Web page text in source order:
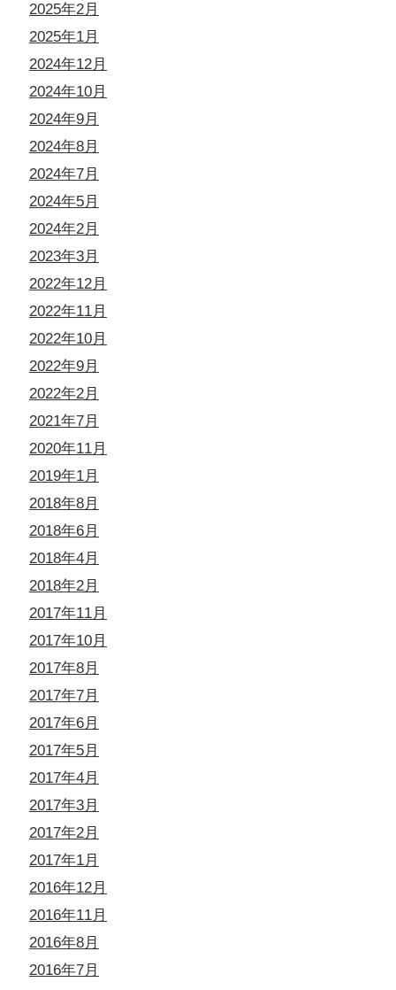
2025年2月
2025年1月
2024年12月
2024年10月
2024年9月
2024年8月
2024年7月
2024年5月
2024年2月
2023年3月
2022年12月
2022年11月
2022年10月
2022年9月
2022年2月
2021年7月
2020年11月
2019年1月
2018年8月
2018年6月
2018年4月
2018年2月
2017年11月
2017年10月
2017年8月
2017年7月
2017年6月
2017年5月
2017年4月
2017年3月
2017年2月
2017年1月
2016年12月
2016年11月
2016年8月
2016年7月